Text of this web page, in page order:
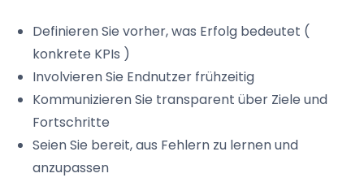
Definieren Sie vorher, was Erfolg bedeutet (
konkrete KPIs )
Involvieren Sie Endnutzer frühzeitig
Kommunizieren Sie transparent über Ziele und
Fortschritte
Seien Sie bereit, aus Fehlern zu lernen und
anzupassen